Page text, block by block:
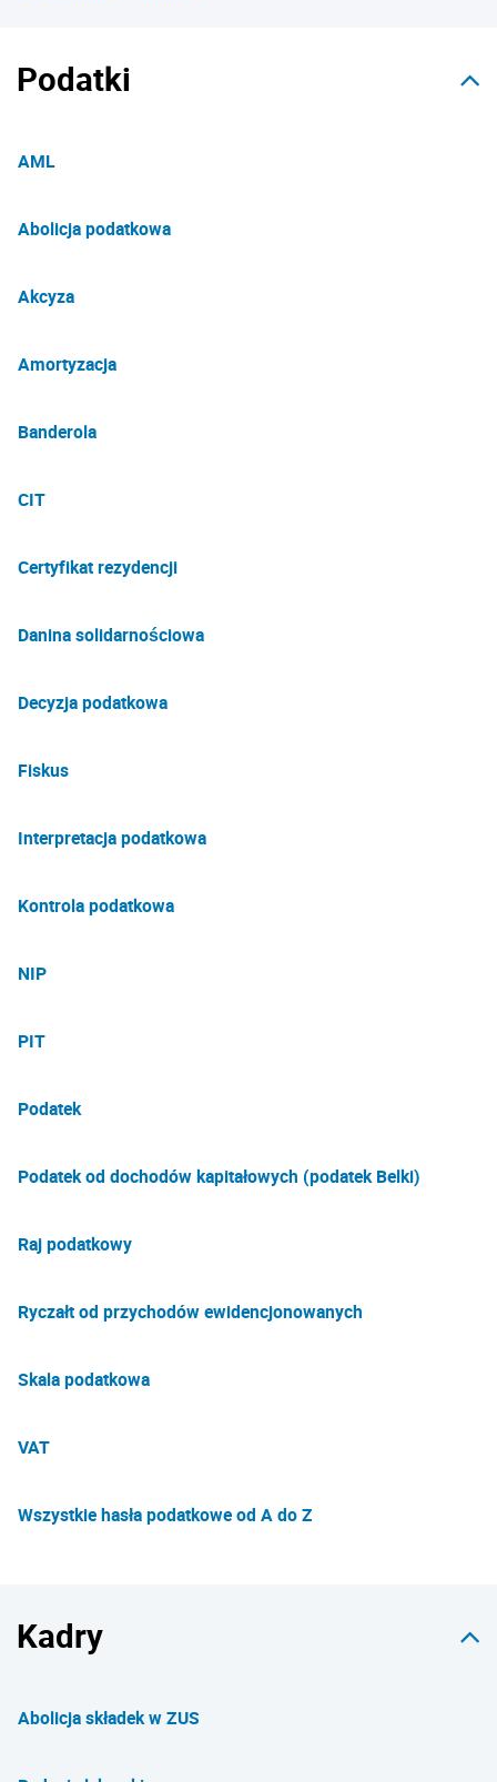
Podatki
AML
Abolicja podatkowa
Akcyza
Amortyzacja
Banderola
CIT
Certyfikat rezydencji
Danina solidarnościowa
Decyzja podatkowa
Fiskus
Interpretacja podatkowa
Kontrola podatkowa
NIP
PIT
Podatek
Podatek od dochodów kapitałowych (podatek Belki)
Raj podatkowy
Ryczałt od przychodów ewidencjonowanych
Skala podatkowa
VAT
Wszystkie hasła podatkowe od A do Z
Kadry
Abolicja składek w ZUS